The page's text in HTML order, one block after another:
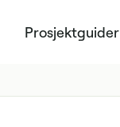
Prosjektguider